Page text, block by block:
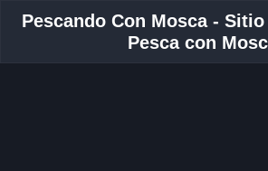
Pescando Con Mosca -
Pesca con